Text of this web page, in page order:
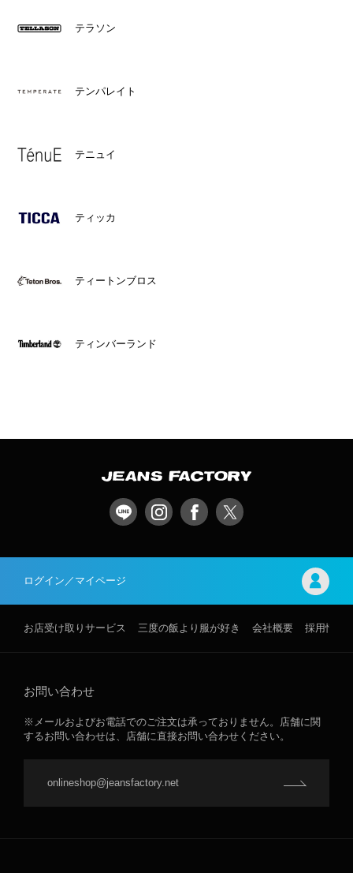
テラソン
テンパレイト
テニュイ
ティッカ
ティートンブロス
ティンバーランド
ログイン／マイページ
お店受け取りサービス 三度の飯より服が好き 会社概要 採用情報
お問い合わせ
※メールおよびお電話でのご注文は承っておりません。店舗に関
するお問い合わせは、店舗に直接お問い合わせください。
onlineshop@jeansfactory.net